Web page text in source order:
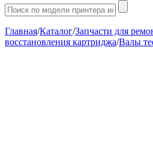
Главная/Каталог/Запчасти для
восстановления картриджа/Валы